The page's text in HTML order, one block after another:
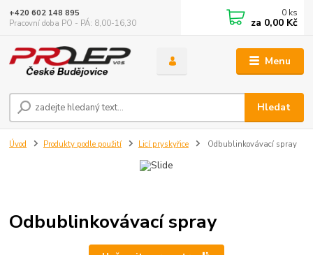
Menu
Hledat
+420 602 148 895
Pracovní doba PO - PÁ: 8,00-16,30
0 ks
za 0,00 Kč
Úvod Produkty podle použití Licí pryskyřice Odbublinkovávací spray
Odbublinkovávací spray